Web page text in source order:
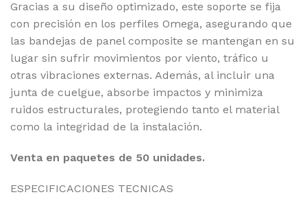
Gracias a su diseño optimizado, este soporte se fija
con precisión en los perfiles Omega, asegurando que
las bandejas de panel composite se mantengan en su
lugar sin sufrir movimientos por viento, tráfico u
otras vibraciones externas. Además, al incluir una
junta de cuelgue, absorbe impactos y minimiza
ruidos estructurales, protegiendo tanto el material
como la integridad de la instalación.
Venta en paquetes de 50 unidades.
ESPECIFICACIONES TECNICAS